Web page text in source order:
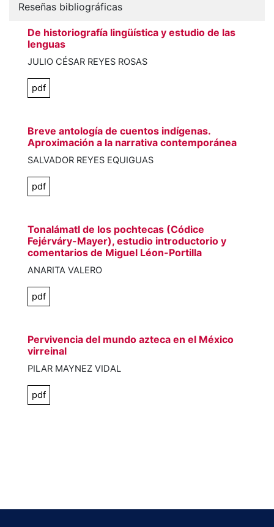
Reseñas bibliográficas
De historiografía lingüística y estudio de las
lenguas
JULIO CÉSAR REYES ROSAS
pdf
Breve antología de cuentos indígenas.
Aproximación a la narrativa contemporánea
SALVADOR REYES EQUIGUAS
pdf
Tonalámatl de los pochtecas (Códice
Fejérváry-Mayer), estudio introductorio y
comentarios de Miguel Léon-Portilla
ANARITA VALERO
pdf
Pervivencia del mundo azteca en el México
virreinal
PILAR MAYNEZ VIDAL
pdf